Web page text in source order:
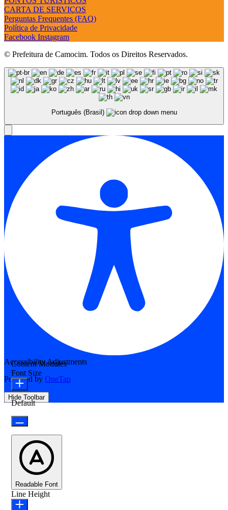
CARTA DE SERVIÇOS
Perguntas Frequentes (FAQ)
Política de Privacidade
Facebook Instagram
© Prefeitura de Camocim. Todos os Direitos Reservados.
Português (Brasil)
Accessibility Adjustments
Powered by OneTap
Hide Toolbar
Content Modules
Font Size
Default
Readable Font
Line Height